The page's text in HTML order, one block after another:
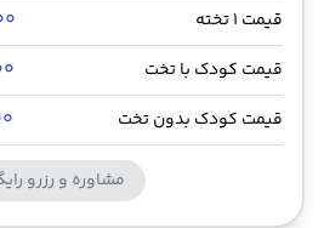
قیمت 1 تخته
قیمت کودک با تخت
قیمت کودک بدون تخت
مشاوره و رزرو